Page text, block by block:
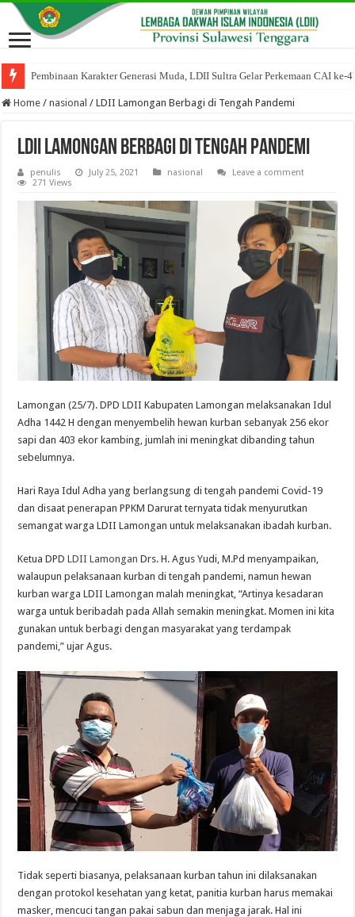
Pembinaan Karakter Generasi Muda, LDII Sultra Gelar Perkemaan CAI ke-
Home / nasional / LDII Lamongan Berbagi di Tengah Pandemi
LDII Lamongan Berbagi di Tengah Pandemi
penulis July 25, 2021 nasional
Leave a comment
271 Views
Lamongan (25/7). DPD LDII Kabupaten Lamongan melaksanakan Idul
Adha 1442 H dengan menyembelih hewan kurban sebanyak 256 ekor
sapi dan 403 ekor kambing, jumlah ini meningkat dibanding tahun
sebelumnya.
Hari Raya Idul Adha yang berlangsung di tengah pandemi Covid-19
dan disaat penerapan PPKM Darurat ternyata tidak menyurutkan
semangat warga LDII Lamongan untuk melaksanakan ibadah kurban.
Ketua DPDLDII Lamongan Drs. H. Agus Yudi, M.Pd menyampaikan,
walaupun pelaksanaan kurban di tengah pandemi, namun hewan
kurban warga LDII Lamongan malah meningkat, “Artinya kesadaran
warga untuk beribadah pada Allah semakin meningkat. Momen ini kita
gunakan untuk berbagi dengan masyarakat yang terdampak
pandemi,” ujar Agus.
Tidak seperti biasanya, pelaksanaan kurban tahun ini dilaksanakan
dengan protokol kesehatan yang ketat, panitia kurban harus memakai
masker, mencuci tangan pakai sabun dan menjaga jarak. Hal ini